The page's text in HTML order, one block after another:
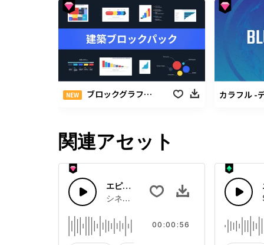
NEW ブロックグラフパック
関連アセット
エピックスポーツドラム
シネマティックドラムビート
00:00:56